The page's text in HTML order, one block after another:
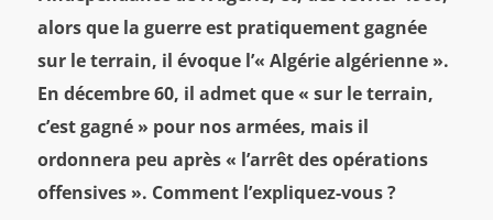
alors que la guerre est pratiquement gagnée
sur le terrain, il évoque l’« Algérie algérienne ».
En décembre 60, il admet que « sur le terrain,
c’est gagné » pour nos armées, mais il
ordonnera peu après « l’arrêt des opérations
offensives ». Comment l’expliquez-vous ?